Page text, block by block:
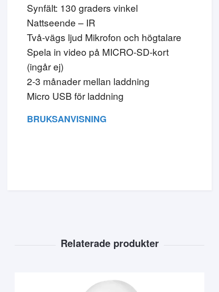
Synfält: 130 graders vinkel
Nattseende – IR
Två-vägs ljud Mikrofon och högtalare
Spela in video på MICRO-SD-kort
(ingår ej)
2-3 månader mellan laddning
Micro USB för laddning
BRUKSANVISNING